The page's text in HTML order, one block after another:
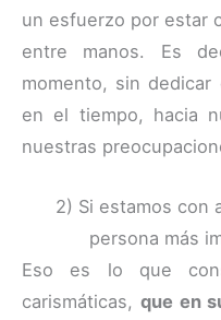
un esfuerzo por estar
entre manos. Es
momento, sin dedicar
en el tiempo, hacia
nuestras
2) Si estamos con
persona más
Eso es lo que
carismáticas, que en